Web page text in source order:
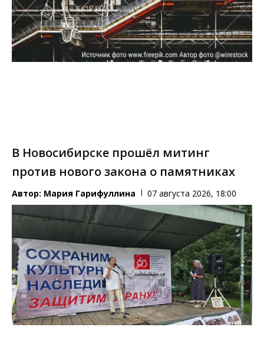
В Новосибирске прошёл митинг
против нового закона о памятниках
Автор: Мария Гарифуллина 07 августа 2026, 18:00